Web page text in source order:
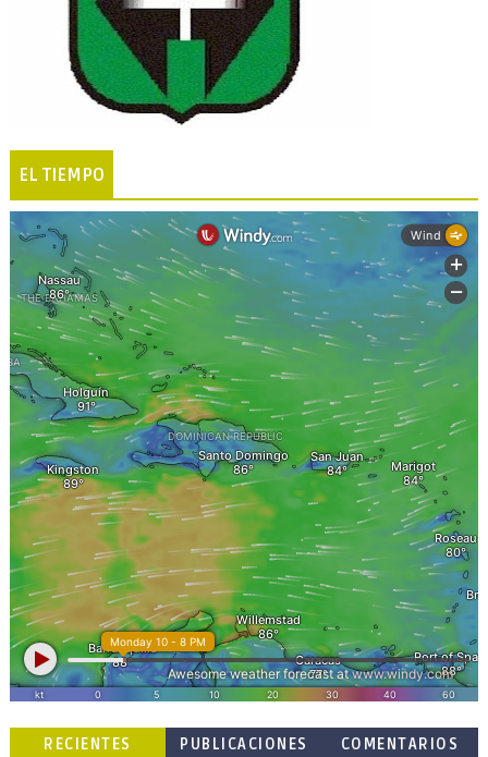
EL TIEMPO
RECIENTES
PUBLICACIONES
COMENTARIOS